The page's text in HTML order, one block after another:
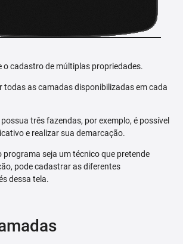
o cadastro de múltiplas propriedades.
todas as camadas disponibilizadas em cada
três fazendas, por exemplo, é possível
e realizar sua demarcação.
programa seja um técnico que pretende
pode cadastrar as diferentes
dessa tela.